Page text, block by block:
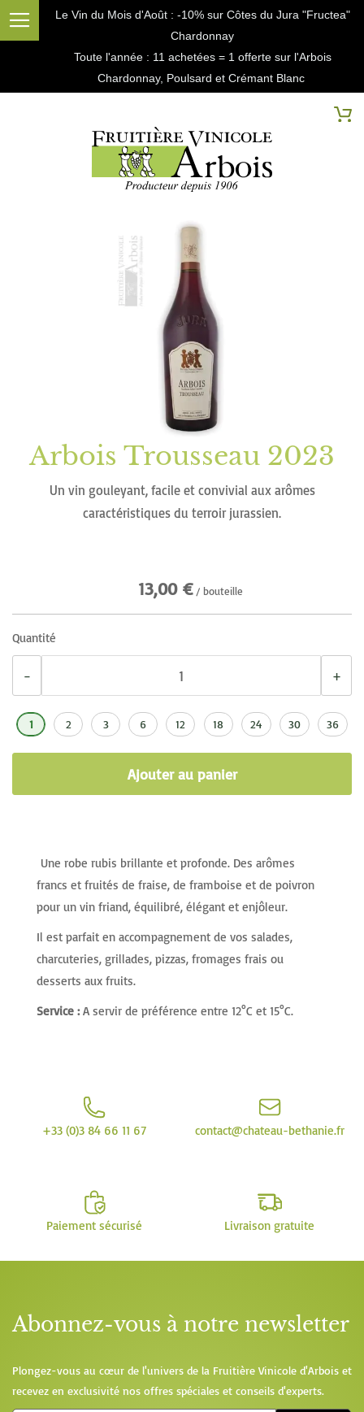
Le Vin du Mois d'Août : -10% sur Côtes du Jura "Fructea"
Chardonnay
Toute l'année : 11 achetées = 1 offerte sur l'Arbois
Chardonnay, Poulsard et Crémant Blanc
Passer
Arbois Trousseau 2023
Un vin gouleyant, facile et convivial aux arômes
caractéristiques du terroir jurassien.
13,00 € / bouteille
Quantité
− +
1 2 3 6 12 18 24 30 36
Ajouter au panier
Une robe rubis brillante et profonde. Des arômes
francs et fruités de fraise, de framboise et de poivron
pour un vin friand, équilibré, élégant et enjôleur.
Il est parfait en accompagnement de vos salades,
charcuteries, grillades, pizzas, fromages frais ou
desserts aux fruits.
Service :A servir de préférence entre 12°C et 15°C.
+33 (0)3 84 66 11 67 contact@chateau-bethanie.fr
Paiement sécurisé Livraison gratuite
Abonnez-vous à notre newsletter
Plongez-vous au cœur de l'univers de la Fruitière Vinicole d'Arbois et
recevez en exclusivité nos offres spéciales et conseils d'experts.